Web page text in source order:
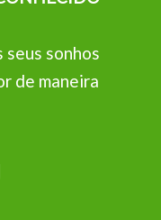
seus sonhos
de maneira